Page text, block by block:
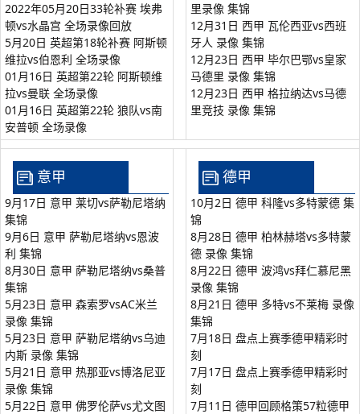
2022年05月20日33轮补赛 埃弗
顿vs水晶宫 全场录像回放
5月20日 英超第18轮补赛 阿斯顿
维拉vs伯恩利 全场录像
01月16日 英超第22轮 阿斯顿维
拉vs曼联 全场录像
01月16日 英超第22轮 狼队vs南
安普顿 全场录像
里录像 集锦
12月31日 西甲 瓦伦西亚vs西班
牙人 录像 集锦
12月23日 西甲 毕尔巴鄂vs皇家
马德里 录像 集锦
12月23日 西甲 格拉纳达vs马德
里竞技 录像 集锦
意甲
9月17日 意甲 莱切vs萨勒尼塔纳
集锦
9月6日 意甲 萨勒尼塔纳vs恩波
利 集锦
8月30日 意甲 萨勒尼塔纳vs桑普
集锦
5月23日 意甲 森索罗vsAC米兰
录像 集锦
5月23日 意甲 萨勒尼塔纳vs乌迪
内斯 录像 集锦
5月21日 意甲 热那亚vs博洛尼亚
录像 集锦
5月22日 意甲 佛罗伦萨vs尤文图
德甲
10月2日 德甲 科隆vs多特蒙德 集
锦
8月28日 德甲 柏林赫塔vs多特蒙
德 录像 集锦
8月22日 德甲 波鸿vs拜仁慕尼黑
录像 集锦
8月21日 德甲 多特vs不莱梅 录像
集锦
7月18日 盘点上赛季德甲精彩时
刻
7月17日 盘点上赛季德甲精彩时
刻
7月11日 德甲回顾格策57粒德甲